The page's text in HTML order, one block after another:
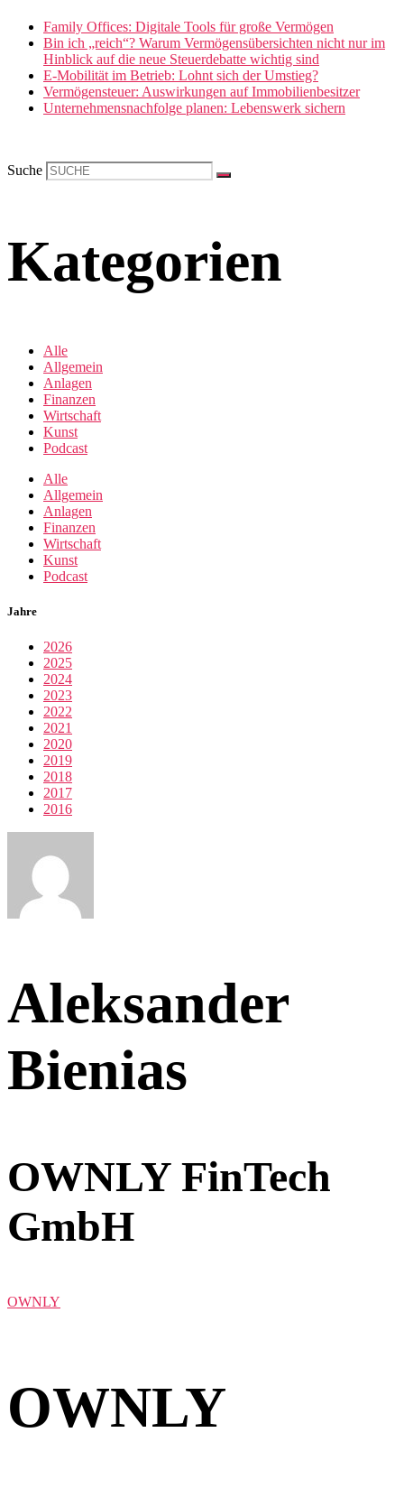
Family Offices: Digitale Tools für große Vermögen
Bin ich „reich“? Warum Vermögensübersichten nicht nur im
Hinblick auf die neue Steuerdebatte wichtig sind
E-Mobilität im Betrieb: Lohnt sich der Umstieg?
Vermögensteuer: Auswirkungen auf Immobilienbesitzer
Unternehmensnachfolge planen: Lebenswerk sichern
Suche
Kategorien
Alle
Allgemein
Anlagen
Finanzen
Wirtschaft
Kunst
Podcast
Alle
Allgemein
Anlagen
Finanzen
Wirtschaft
Kunst
Podcast
Jahre
2026
2025
2024
2023
2022
2021
2020
2019
2018
2017
2016
Aleksander
Bienias
OWNLY FinTech
GmbH
OWNLY
OWNLY